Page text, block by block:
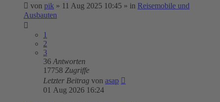
von pik » 11 Aug 2025 10:45 » in Reisemobile und
Ausbauten
1
2
3
36 Antworten
17758 Zugriffe
Letzter Beitrag von asap
01 Aug 2026 16:24